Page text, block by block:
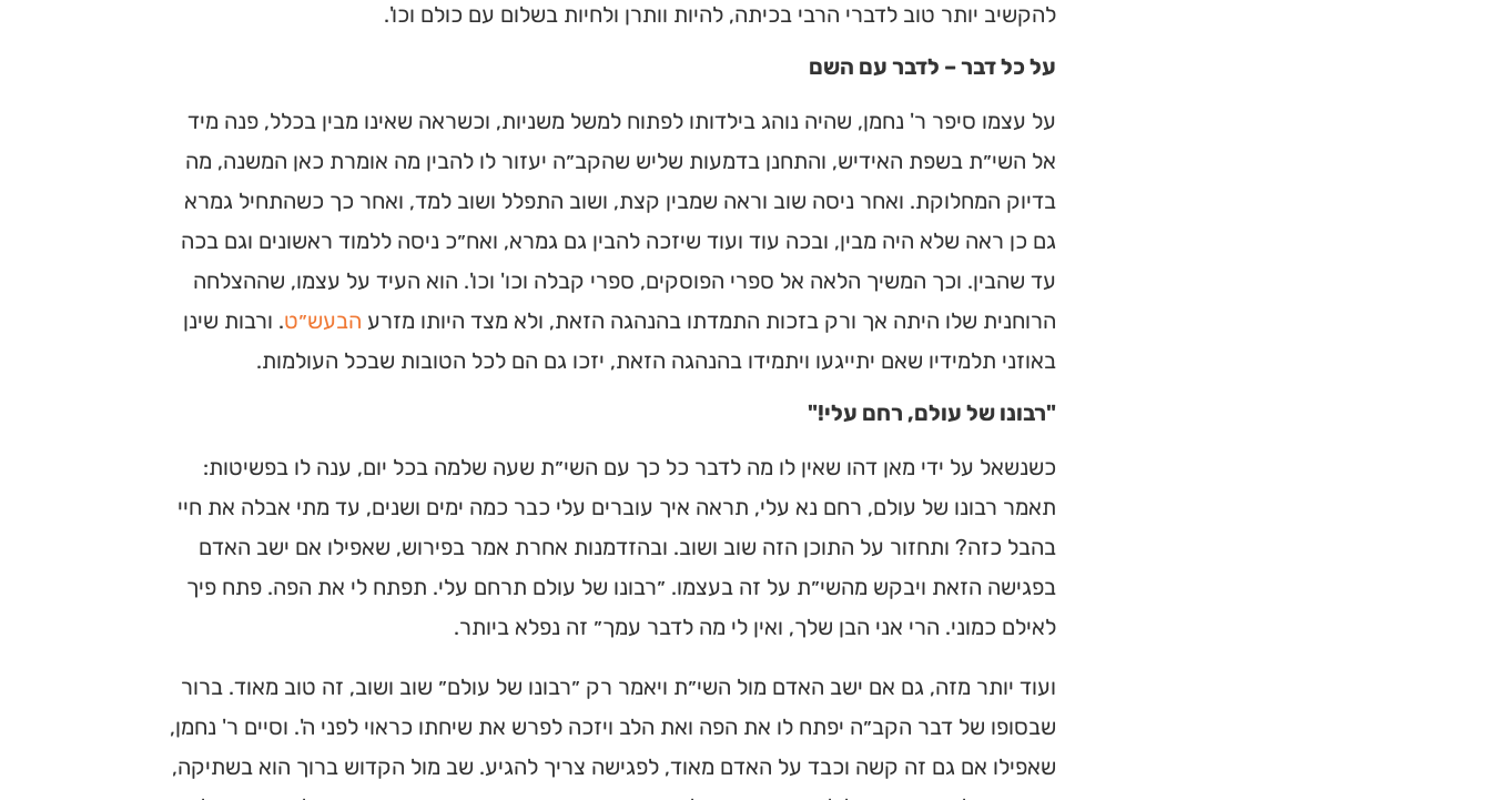
להקשיב יותר טוב לדברי הרבי בכיתה, להיות וותרן ולחיות בשלום עם כולם וכו'.
על כל דבר – לדבר עם השם
על עצמו סיפר ר' נחמן, שהיה נוהג בילדותו לפתוח למשל משניות, וכשראה שאינו מבין בכלל, פנה מיד
אל השי״ת בשפת האידיש, והתחנן בדמעות שליש שהקב״ה יעזור לו להבין מה אומרת כאן המשנה, מה
בדיוק המחלוקת. ואחר ניסה שוב וראה שמבין קצת, ושוב התפלל ושוב למד, ואחר כך כשהתחיל גמרא
גם כן ראה שלא היה מבין, ובכה עוד ועוד שיזכה להבין גם גמרא, ואח״כ ניסה ללמוד ראשונים וגם בכה
עד שהבין. וכך המשיך הלאה אל ספרי הפוסקים, ספרי קבלה וכו' וכו'. הוא העיד על עצמו, שההצלחה
הרוחנית שלו היתה אך ורק בזכות התמדתו בהנהגה הזאת, ולא מצד היותו מזרע הבעש״ט. ורבות שינן
באוזני תלמידיו שאם יתייגעו ויתמידו בהנהגה הזאת, יזכו גם הם לכל הטובות שבכל העולמות.
"רבונו של עולם, רחם עלי!"
כשנשאל על ידי מאן דהו שאין לו מה לדבר כל כך עם השי״ת שעה שלמה בכל יום, ענה לו בפשיטות:
תאמר רבונו של עולם, רחם נא עלי, תראה איך עוברים עלי כבר כמה ימים ושנים, עד מתי אבלה את חיי
בהבל כזה? ותחזור על התוכן הזה שוב ושוב. ובהזדמנות אחרת אמר בפירוש, שאפילו אם ישב האדם
בפגישה הזאת ויבקש מהשי״ת על זה בעצמו. ״רבונו של עולם תרחם עלי. תפתח לי את הפה. פתח פיך
לאילם כמוני. הרי אני הבן שלך, ואין לי מה לדבר עמך״ זה נפלא ביותר.
ועוד יותר מזה, גם אם ישב האדם מול השי״ת ויאמר רק ״רבונו של עולם״ שוב ושוב, זה טוב מאוד. ברור
שבסופו של דבר הקב״ה יפתח לו את הפה ואת הלב ויזכה לפרש את שיחתו כראוי לפני ה'. וסיים ר' נחמן,
שאפילו אם גם זה קשה וכבד על האדם מאוד, לפגישה צריך להגיע. שב מול הקדוש ברוך הוא בשתיקה,